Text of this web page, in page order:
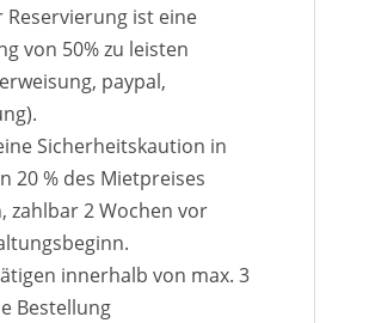
Reservierung ist eine
von 50% zu leisten
paypal,
Sicherheitskaution in
20 % des Mietpreises
zahlbar 2 Wochen vor
innerhalb von max. 3
Bestellung